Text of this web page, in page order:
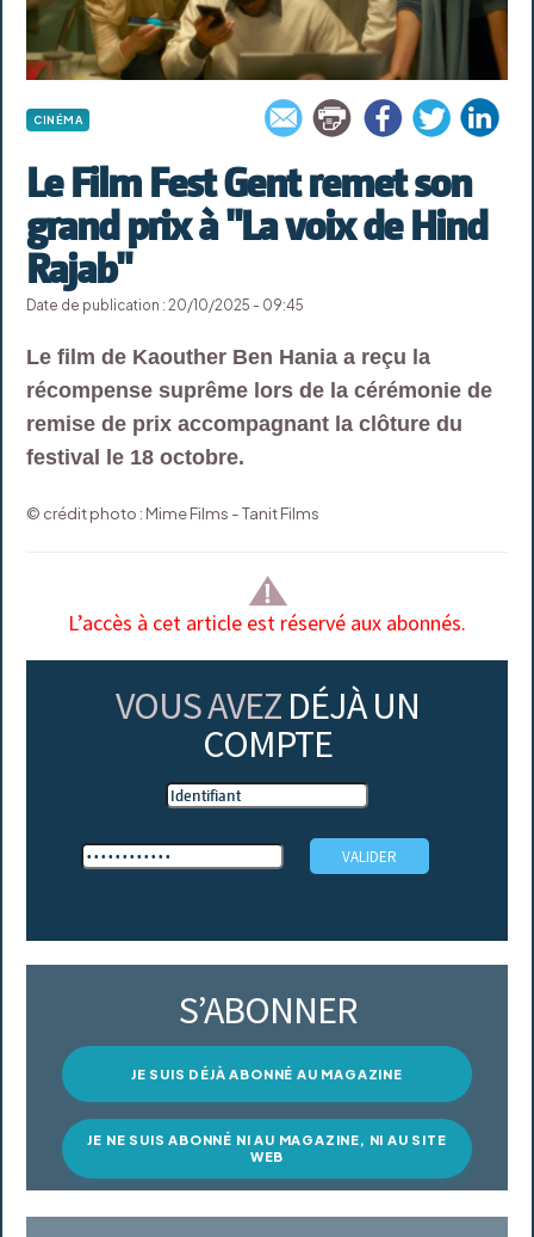
CINÉMA
Le Film Fest Gent remet son
grand prix à "La voix de Hind
Rajab"
Date de publication : 20/10/2025 - 09:45
Le film de Kaouther Ben Hania a reçu la
récompense suprême lors de la cérémonie de
remise de prix accompagnant la clôture du
festival le 18 octobre.
© crédit photo : Mime Films - Tanit Films
L’accès à cet article est réservé aux abonnés.
VOUS AVEZ DÉJÀ UN
COMPTE
S’ABONNER
JE SUIS DÉJÀ ABONNÉ AU MAGAZINE
JE NE SUIS ABONNÉ NI AU MAGAZINE, NI AU SITE
WEB